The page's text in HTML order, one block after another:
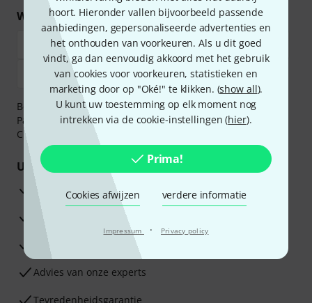
hoort. Hieronder vallen bijvoorbeeld passende
aanbiedingen, gepersonaliseerde advertenties en
het onthouden van voorkeuren. Als u dit goed
vindt, ga dan eenvoudig akkoord met het gebruik
van cookies voor voorkeuren, statistieken en
marketing door op "Oké!" te klikken. (show all).
U kunt uw toestemming op elk moment nog
intrekken via de cookie-instellingen (hier).
Prima!
Cookies afwijzen verdere informatie
Impressum · Privacy policy
Winkel en betaal veilig
Betaalt u veilig en vertrouwd met Bankoverschrijving,
PayPal, iDEAL,Klarna Betaal Nu,Klarna Betaal in 3
Creditcard.
Uw voordelen
3 jaar Thomann garantie
30 dagen Money Back-garantie
Advies van onze experts
Tevredenheidsgarantie